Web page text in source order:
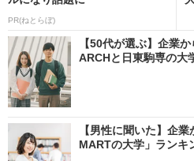
PR(ねとらぼ)
【50代が選ぶ】企業
ARCHと日東駒専の大
【男性に聞いた】企
MARTの大学」ラン